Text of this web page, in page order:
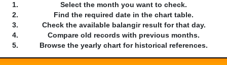
Select the month you want to check.
Find the required date in the chart table.
Check the available balangir result for that day.
Compare old records with previous months.
Browse the yearly chart for historical references.